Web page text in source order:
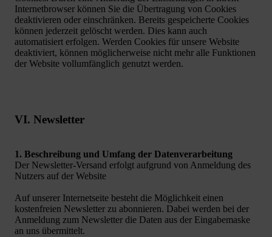
Internetbrowser können Sie die Übertragung von Cookies
deaktivieren oder einschränken. Bereits gespeicherte Cookies
können jederzeit gelöscht werden. Dies kann auch
automatisiert erfolgen. Werden Cookies für unsere Website
deaktiviert, können möglicherweise nicht mehr alle Funktionen
der Website vollumfänglich genutzt werden.
VI. Newsletter
1. Beschreibung und Umfang der Datenverarbeitung
Der Newsletter-Versand erfolgt aufgrund von Anmeldung des
Nutzers auf der Website
Auf unserer Internetseite besteht die Möglichkeit einen
kostenfreien Newsletter zu abonnieren. Dabei werden bei der
Anmeldung zum Newsletter die Daten aus der Eingabemaske
an uns übermittelt.